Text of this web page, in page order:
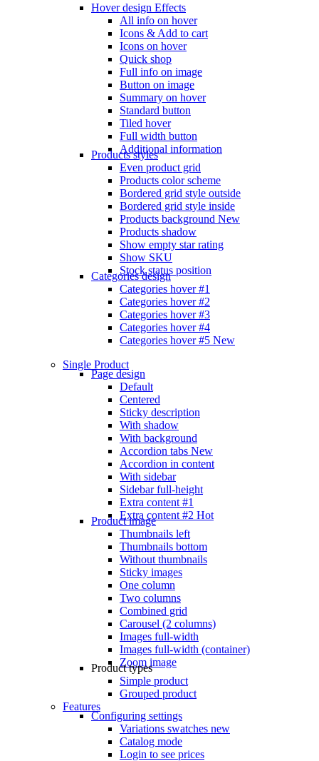
Hover design Effects
All info on hover
Icons & Add to cart
Icons on hover
Quick shop
Full info on image
Button on image
Summary on hover
Standard button
Tiled hover
Full width button
Additional information
Products styles
Even product grid
Products color scheme
Bordered grid style outside
Bordered grid style inside
Products background New
Products shadow
Show empty star rating
Show SKU
Stock status position
Categories design
Categories hover #1
Categories hover #2
Categories hover #3
Categories hover #4
Categories hover #5 New
Single Product
Page design
Default
Centered
Sticky description
With shadow
With background
Accordion tabs New
Accordion in content
With sidebar
Sidebar full-height
Extra content #1
Extra content #2 Hot
Product image
Thumbnails left
Thumbnails bottom
Without thumbnails
Sticky images
One column
Two columns
Combined grid
Carousel (2 columns)
Images full-width
Images full-width (container)
Zoom image
Product types
Simple product
Grouped product
Features
Configuring settings
Variations swatches new
Catalog mode
Login to see prices